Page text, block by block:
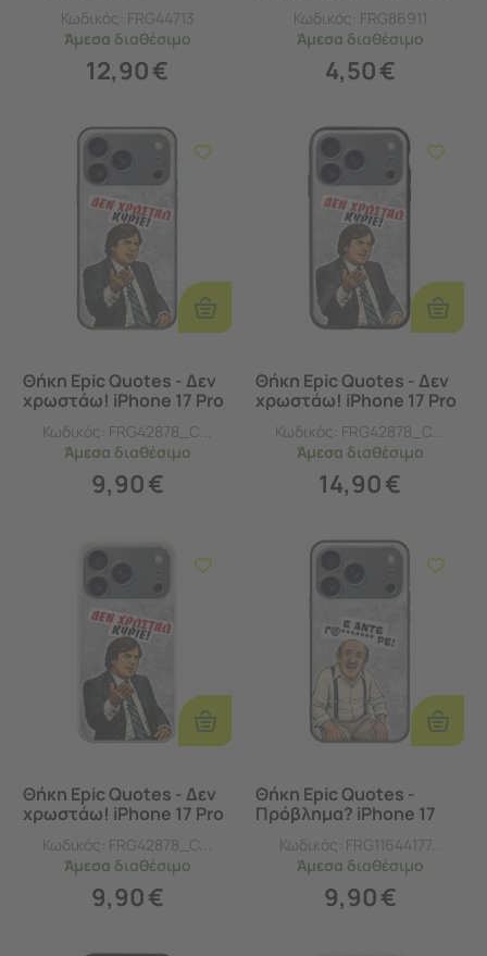
Κωδικός: FRG44713
Άμεσα διαθέσιμο
12,90€
Κωδικός: FRG86911
Άμεσα διαθέσιμο
4,50€
Προσθήκη
Στο
Καλάθι
Θήκη Epic Quotes - Δεν
χρωστάω! iPhone 17 Pro
Σιλικόνη)
Κωδικός: FRG42878_C...
Άμεσα διαθέσιμο
9,90€
Στο
Καλάθι
Θήκη Epic Quotes - Δεν
χρωστάω! iPhone 17 Pro
Glass και TPU)
Κωδικός: FRG42878_C...
Άμεσα διαθέσιμο
14,90€
Προσθήκη
Στο
Καλάθι
Θήκη Epic Quotes - Δεν
χρωστάω! iPhone 17 Pro
Σιλικόνη)
Κωδικός: FRG42878_C...
Άμεσα διαθέσιμο
9,90€
Στο
Καλάθι
Θήκη Epic Quotes -
Πρόβλημα? iPhone 17
Σιλικόνη)
Κωδικός: FRG11644177..
Άμεσα διαθέσιμο
9,90€